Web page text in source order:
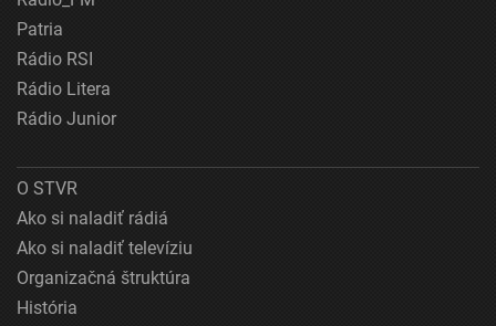
Patria
Rádio RSI
Rádio Litera
Rádio Junior
O STVR
Ako si naladiť rádiá
Ako si naladiť televíziu
Organizačná štruktúra
História